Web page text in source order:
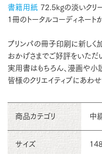
書籍用紙 72.5kgの淡いクリ
1冊のトータルコーディネート
プリンパの冊子印刷に新しく加
おかげさまでご好評をいただ
実用書はもちろん、漫画や小
皆様のクリエイティブにあわせ
商品カテゴリ 中
サイズ